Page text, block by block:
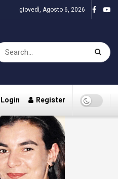
giovedì, Agosto 6, 2026
Login Register